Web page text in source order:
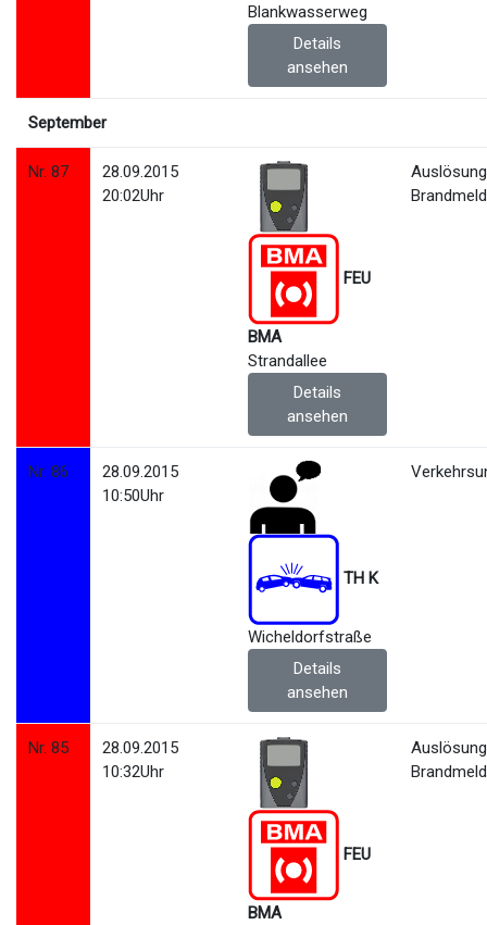
Blankwasserweg
Details
ansehen
September
Nr. 87
28.09.2015
20:02Uhr
FEU
BMA
Strandallee
Details
ansehen
Auslösung
Nr. 86
28.09.2015
10:50Uhr
TH K
Wicheldorfstraße
Details
ansehen
Nr. 85
28.09.2015
10:32Uhr
FEU
BMA
Auslösung